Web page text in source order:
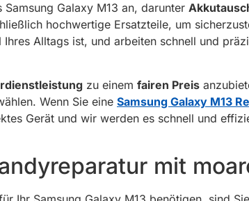
Galaxy M13 an, darunter
hochwertige Ersatzteile, um
Alltags ist, und arbeiten schnell und
zu einem fairen Preis
Wenn Sie eine Samsung Galaxy M13
Gerät und wir werden es schnell und
mit